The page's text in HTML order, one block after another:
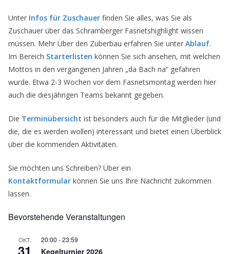
Unter Infos für Zuschauer finden Sie alles, was Sie als
Zuschauer über das Schramberger Fasnetshighlight wissen
müssen. Mehr Über den Zuberbau erfahren Sie unter Ablauf.
Im Bereich Starterlisten können Sie sich ansehen, mit welchen
Mottos in den vergangenen Jahren „da Bach na“ gefahren
wurde. Etwa 2-3 Wochen vor dem Fasnetsmontag werden hier
auch die diesjährigen Teams bekannt gegeben.
Die Terminübersicht ist besonders auch für die Mitglieder (und
die, die es werden wollen) interessant und bietet einen Überblick
über die kommenden Aktivitäten.
Sie möchten uns Schreiben? Über ein
Kontaktformular können Sie uns Ihre Nachricht zukommen
lassen.
Bevorstehende Veranstaltungen
OKT.
31
20:00 -23:59
Kegelturnier 2026